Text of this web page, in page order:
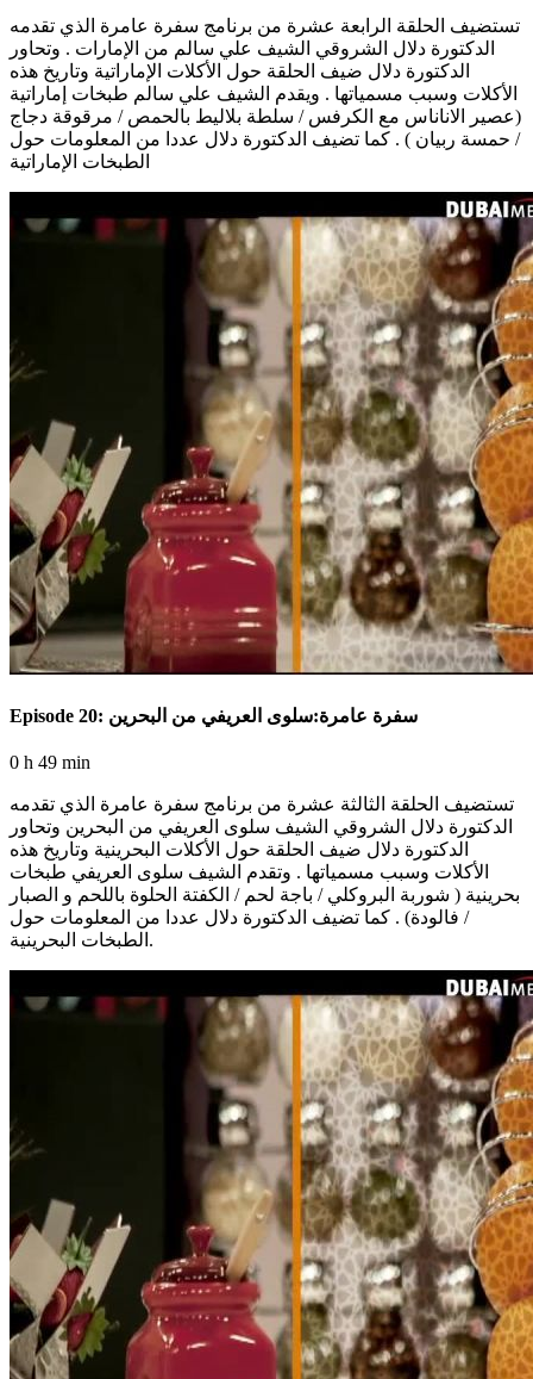
تستضيف الحلقة الرابعة عشرة من برنامج سفرة عامرة الذي تقدمه
الدكتورة دلال الشروقي الشيف علي سالم من الإمارات . وتحاور
الدكتورة دلال ضيف الحلقة حول الأكلات الإماراتية وتاريخ هذه
الأكلات وسبب مسمياتها . ويقدم الشيف علي سالم طبخات إماراتية
(عصير الاناناس مع الكرفس / سلطة بلاليط بالحمص / مرقوقة دجاج
/ حمسة ربيان ) . كما تضيف الدكتورة دلال عددا من المعلومات حول
الطبخات الإماراتية
Episode 20: سفرة عامرة:سلوى العريفي من البحرين
0 h 49 min
تستضيف الحلقة الثالثة عشرة من برنامج سفرة عامرة الذي تقدمه
الدكتورة دلال الشروقي الشيف سلوى العريفي من البحرين وتحاور
الدكتورة دلال ضيف الحلقة حول الأكلات البحرينية وتاريخ هذه
الأكلات وسبب مسمياتها . وتقدم الشيف سلوى العريفي طبخات
بحرينية ( شوربة البروكلي / باجة لحم / الكفتة الحلوة باللحم و الصبار
/ فالودة) . كما تضيف الدكتورة دلال عددا من المعلومات حول
الطبخات البحرينية.